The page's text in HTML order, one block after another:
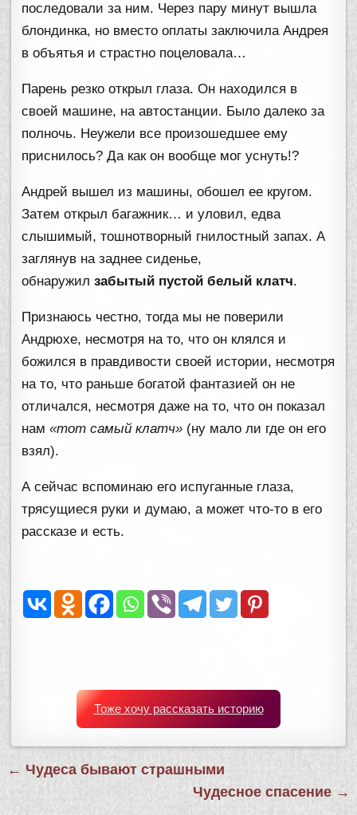
последовали за ним. Через пару минут вышла
блондинка, но вместо оплаты заключила Андрея
в объятья и страстно поцеловала…
Парень резко открыл глаза. Он находился в
своей машине, на автостанции. Было далеко за
полночь. Неужели все произошедшее ему
приснилось? Да как он вообще мог уснуть!?
Андрей вышел из машины, обошел ее кругом.
Затем открыл багажник… и уловил, едва
слышимый, тошнотворный гнилостный запах. А
заглянув на заднее сиденье,
обнаружилзабытый пустой белый клатч.
Признаюсь честно, тогда мы не поверили
Андрюхе, несмотря на то, что он клялся и
божился в правдивости своей истории, несмотря
на то, что раньше богатой фантазией он не
отличался, несмотря даже на то, что он показал
нам«тот самый клатч» (ну мало ли где он его
взял).
А сейчас вспоминаю его испуганные глаза,
трясущиеся руки и думаю, а может что-то в его
рассказе и есть.
Тоже хочу рассказать историю
Навигация
записям
← Чудеса бывают страшными
Чудесное спасение →